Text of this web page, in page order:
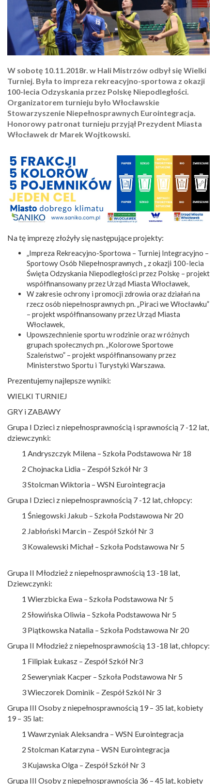
W sobotę 10.11.2018r. w Hali Mistrzów odbył się Wielki
Turniej. Była to impreza rekreacyjno-sportowa z okazji
100-lecia Odzyskania przez Polskę Niepodległości.
Organizatorem turnieju było Włocławskie
Stowarzyszenie Niepełnosprawnych Eurointegracja.
Honorowy patronat turnieju przyjął Prezydent Miasta
Włocławek dr Marek Wojtkowski.
Na tę imprezę złożyły się następujące projekty:
„Impreza Rekreacyjno-Sportowa – Turniej Integracyjno –
Sportowy Osób Niepełnosprawnych „ z okazji 100-lecia
Święta Odzyskania Niepodległości przez Polskę – projekt
współfinansowany przez Urząd Miasta Włocławek,
W zakresie ochrony i promocji zdrowia oraz działań na
rzecz osób niepełnosprawnych pn. „Piraci we Włocławku”
– projekt współfinansowany przez Urząd Miasta
Włocławek,
Upowszechnienie sportu w rodzinie oraz w różnych
grupach społecznych pn. „Kolorowe Sportowe
Szaleństwo” – projekt współfinansowany przez
Ministerstwo Sportu i Turystyki Warszawa.
Prezentujemy najlepsze wyniki:
WIELKI TURNIEJ
GRY i ZABAWY
Grupa I Dzieci z niepełnosprawnością i sprawnością 7 -12 lat,
dziewczynki:
1 Andryszczyk Milena – Szkoła Podstawowa Nr 18
2 Chojnacka Lidia – Zespół Szkół Nr 3
3 Stolcman Wiktoria – WSN Eurointegracja
Grupa I Dzieci z niepełnosprawnością 7 -12 lat, chłopcy:
1 Śniegowski Jakub – Szkoła Podstawowa Nr 20
2 Jabłoński Marcin – Zespół Szkół Nr 3
3 Kowalewski Michał – Szkoła Podstawowa Nr 5
Grupa II Młodzież z niepełnosprawnością 13 -18 lat,
Dziewczynki:
1 Wierzbicka Ewa – Szkoła Podstawowa Nr 5
2 Słowińska Oliwia – Szkoła Podstawowa Nr 5
3 Piątkowska Natalia – Szkoła Podstawowa Nr 20
Grupa II Młodzież z niepełnosprawnością 13 -18 lat, chłopcy:
1 Filipiak Łukasz – Zespół Szkół Nr3
2 Seweryniak Kacper – Szkoła Podstawowa Nr 5
3 Wieczorek Dominik – Zespół Szkól Nr 3
Grupa III Osoby z niepełnosprawnością 19 – 35 lat, kobiety
19 – 35 lat:
1 Wawrzyniak Aleksandra – WSN Eurointegracja
2 Stolcman Katarzyna – WSN Eurointegracja
3 Kujawska Olga – Zespół Szkół Nr 3
Grupa III Osoby z niepełnosprawnością 36 – 45 lat, kobiety